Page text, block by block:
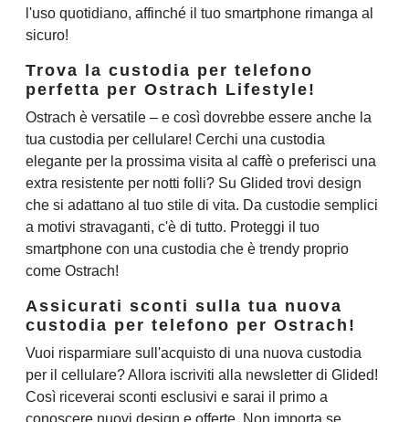
l'uso quotidiano, affinché il tuo smartphone rimanga al
sicuro!
Trova la custodia per telefono
perfetta per Ostrach Lifestyle!
Ostrach è versatile – e così dovrebbe essere anche la
tua custodia per cellulare! Cerchi una custodia
elegante per la prossima visita al caffè o preferisci una
extra resistente per notti folli? Su Glided trovi design
che si adattano al tuo stile di vita. Da custodie semplici
a motivi stravaganti, c'è di tutto. Proteggi il tuo
smartphone con una custodia che è trendy proprio
come Ostrach!
Assicurati sconti sulla tua nuova
custodia per telefono per Ostrach!
Vuoi risparmiare sull'acquisto di una nuova custodia
per il cellulare? Allora iscriviti alla newsletter di Glided!
Così riceverai sconti esclusivi e sarai il primo a
conoscere nuovi design e offerte. Non importa se